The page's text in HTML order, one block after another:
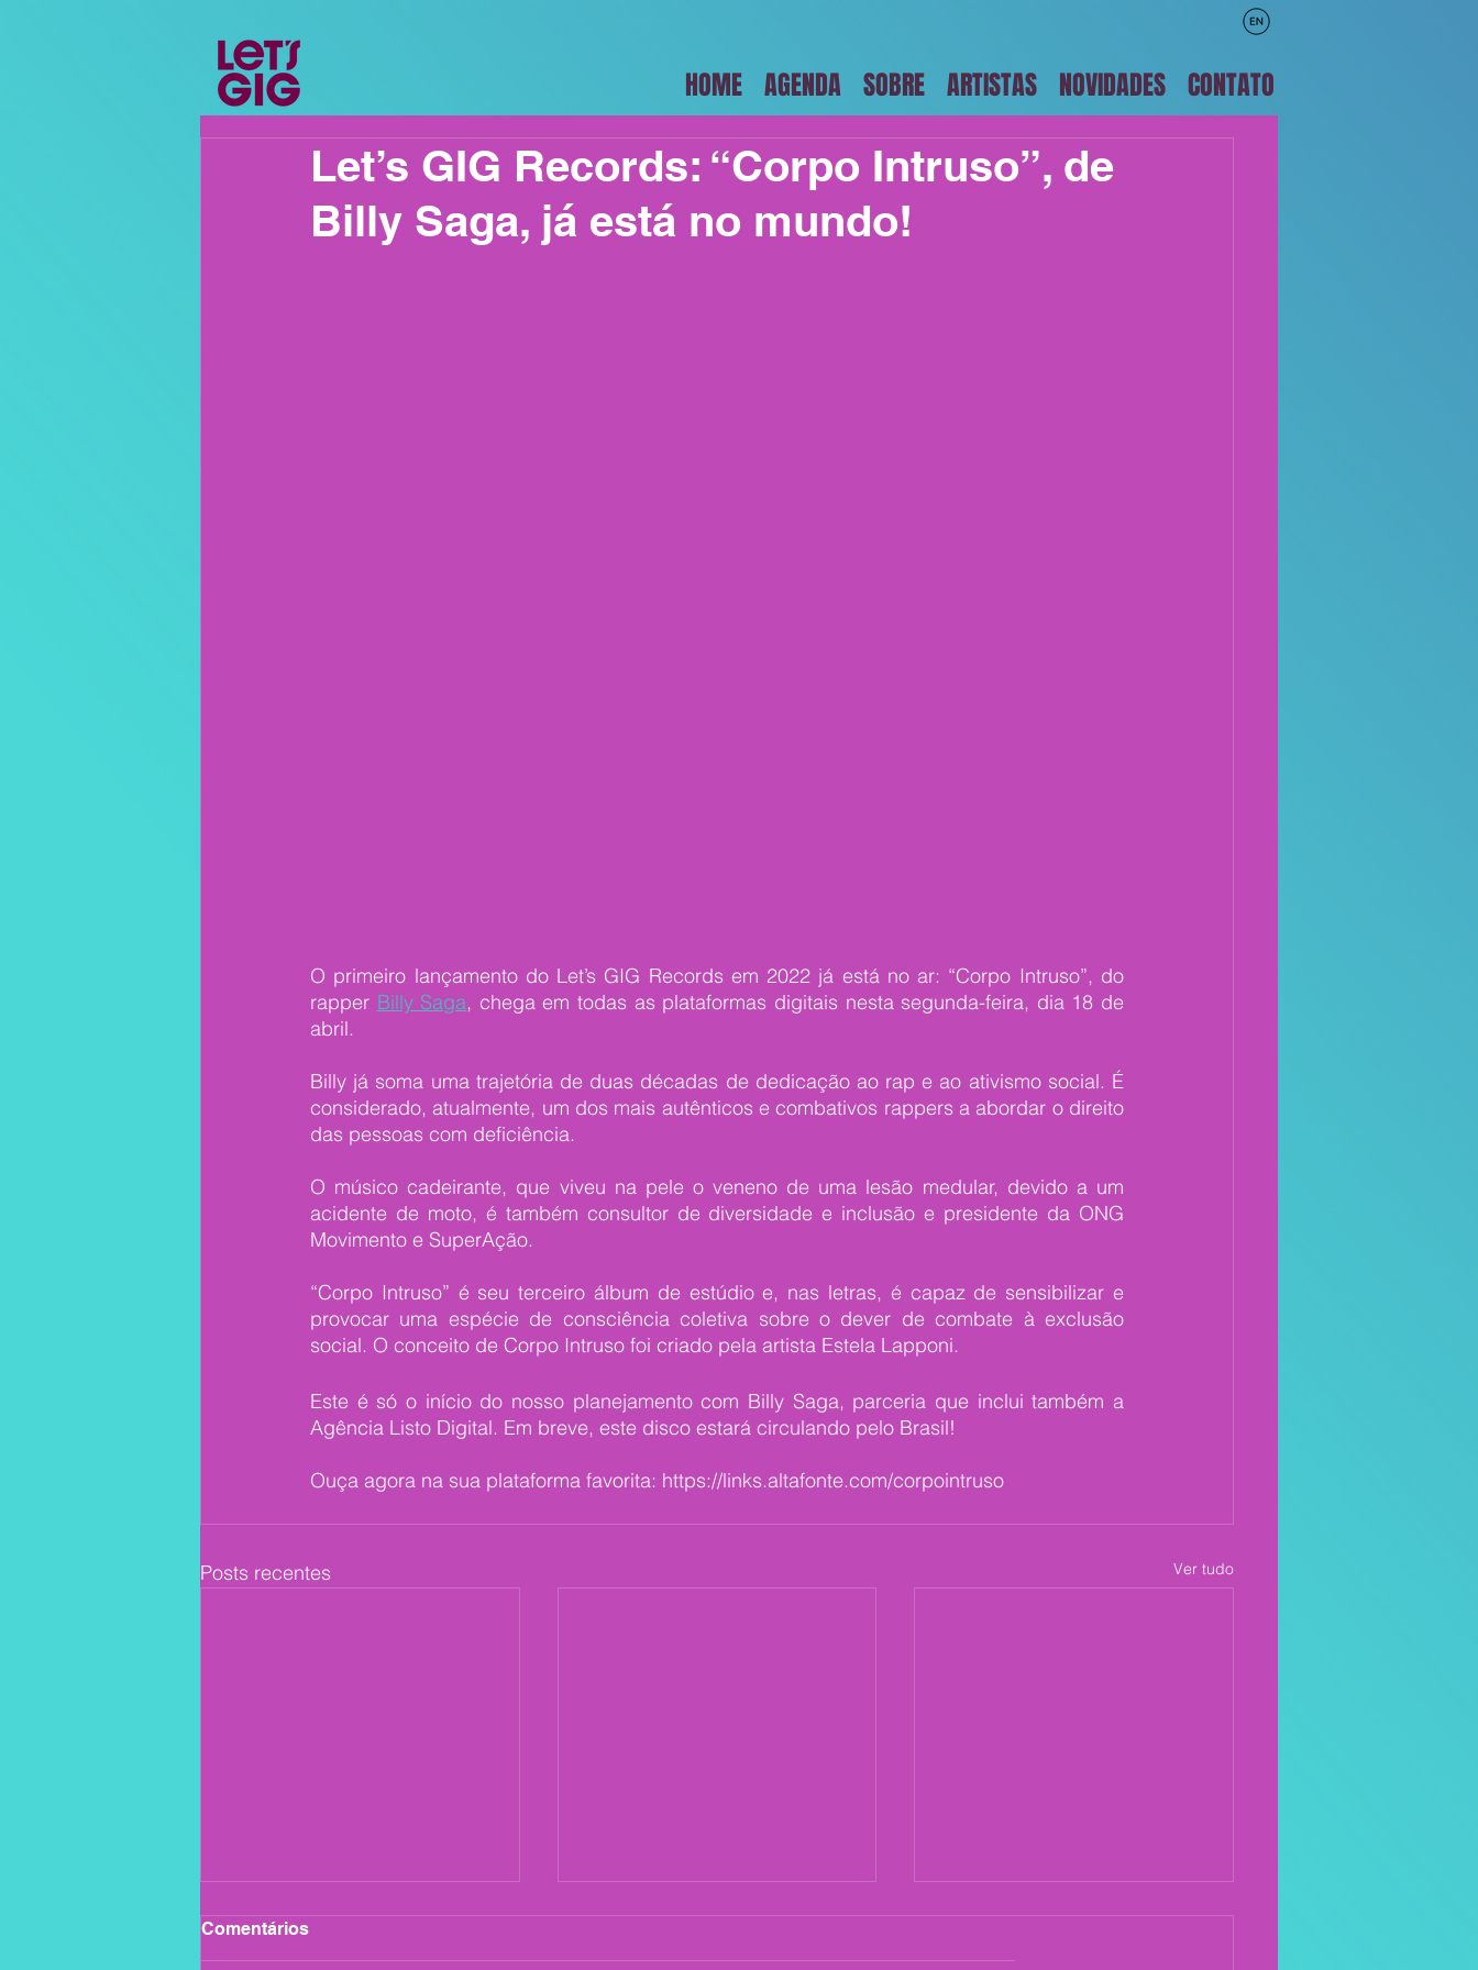
HOME AGENDA SOBRE ARTISTAS NOVIDADES CONTATO
Let’s GIG Records: “Corpo Intruso”, de
Billy Saga, já está no mundo!
O primeiro lançamento do Let’s GIG Records em 2022 já está no ar: “Corpo Intruso”, do
rapper Billy Saga, chega em todas as plataformas digitais nesta segunda-feira, dia 18 de
abril.
Billy já soma uma trajetória de duas décadas de dedicação ao rap e ao ativismo social. É
considerado, atualmente, um dos mais autênticos e combativos rappers a abordar o direito
das pessoas com deficiência.
O músico cadeirante, que viveu na pele o veneno de uma lesão medular, devido a um
acidente de moto, é também consultor de diversidade e inclusão e presidente da ONG
Movimento e SuperAção.
“Corpo Intruso” é seu terceiro álbum de estúdio e, nas letras, é capaz de sensibilizar e
provocar uma espécie de consciência coletiva sobre o dever de combate à exclusão
social. O conceito de Corpo Intruso foi criado pela artista Estela Lapponi.
Este é só o início do nosso planejamento com Billy Saga, parceria que inclui também a
Agência Listo Digital. Em breve, este disco estará circulando pelo Brasil!
Ouça agora na sua plataforma favorita: https://links.altafonte.com/corpointruso
Posts recentes Ver tudo
Comentários